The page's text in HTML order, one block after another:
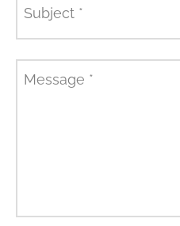
Subject *
Message *